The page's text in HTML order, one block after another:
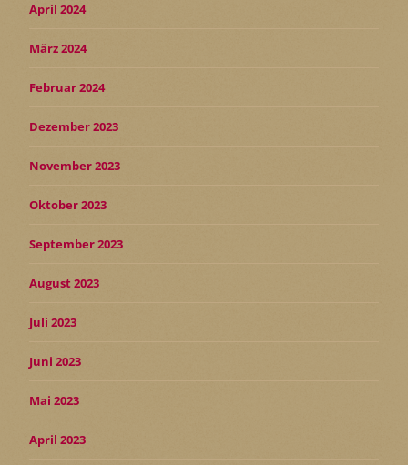
April 2024
März 2024
Februar 2024
Dezember 2023
November 2023
Oktober 2023
September 2023
August 2023
Juli 2023
Juni 2023
Mai 2023
April 2023